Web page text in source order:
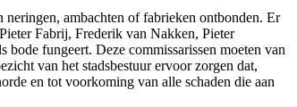
ambachten of fabrieken ontbonden. Er
Fabrij, Frederik van Nakken, Pieter
fungeert. Deze commissarissen moeten van
van het stadsbestuur ervoor zorgen dat,
en tot voorkoming van alle schaden die aan